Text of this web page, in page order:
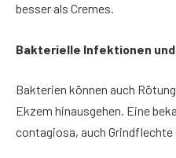
besser als Cremes.
Bakterielle Infektionen
Bakterien können auch
Ekzem hinausgehen. Eine
contagiosa, auch Grindflechte